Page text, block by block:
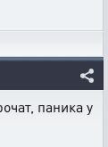
паника у